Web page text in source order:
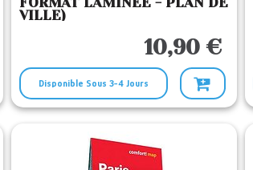
VILLE)
10,90 €
Disponible Sous 3-4 Jours